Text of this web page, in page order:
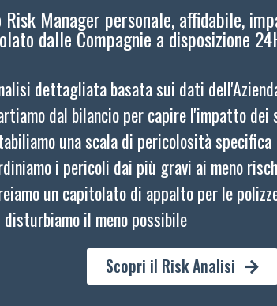
Manager personale, affidabile,
dalle Compagnie a disposizione
dettagliata basata sui dati
dal bilancio per capire l'impatto
una scala di pericolosità specifica
i pericoli dai più gravi ai meno
un capitolato di appalto per le
disturbiamo il meno possibile
Scopri il Risk Analisi